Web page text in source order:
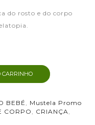
do rosto e do corpo
CARRINHO
BEBÉ
Mustela Promo
CORPO CRIANÇA